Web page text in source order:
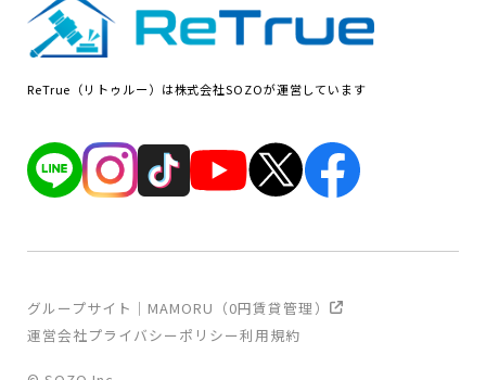
ReTrue（リトゥルー）は株式会社SOZOが運営しています
運営会社プライバシーポリシー利用規約
グループサイト｜MAMORU（0円賃貸管理）